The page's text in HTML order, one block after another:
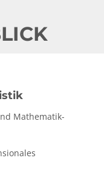
Mathematik-